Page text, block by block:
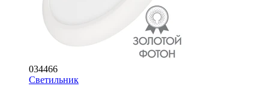
034466
Светильник